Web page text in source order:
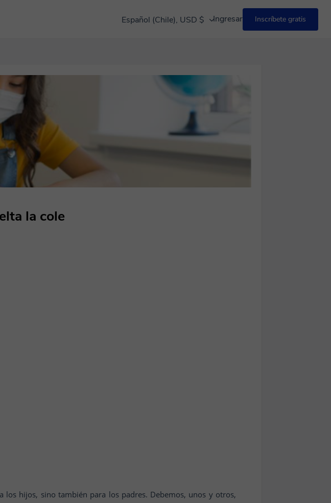
Español (Chile), USD $ Ingresar Inscríbete gratis
la cole
los hijos, sino también para los padres. Debemos, unos y otros,